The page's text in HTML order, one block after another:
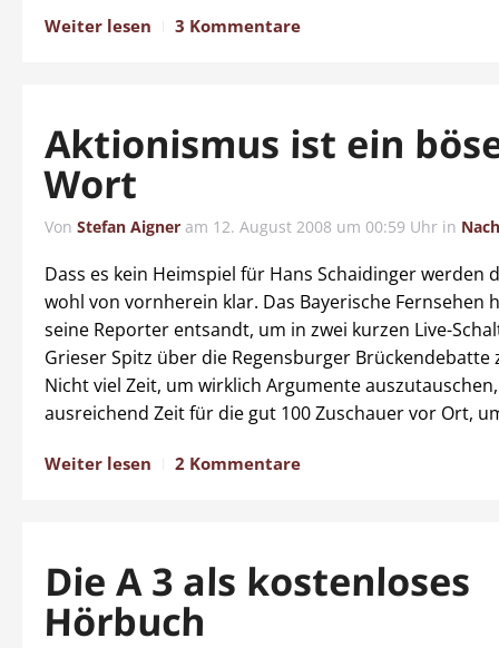
Weiter lesen 3 Kommentare
Aktionismus ist ein
Wort
Von Stefan Aigner am 12. August 2008 um 00:59 Uhr in
Dass es kein Heimspiel für Hans Schaidinger werden
wohl von vornherein klar. Das Bayerische Fernsehen
seine Reporter entsandt, um in zwei kurzen Live-
Grieser Spitz über die Regensburger Brückendebatte
Nicht viel Zeit, um wirklich Argumente
ausreichend Zeit für die gut 100 Zuschauer vor Ort,
Weiter lesen 2 Kommentare
Die A 3 als kostenloses
Hörbuch